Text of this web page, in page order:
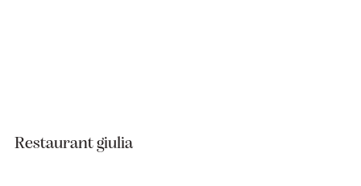
Restaurant giulia